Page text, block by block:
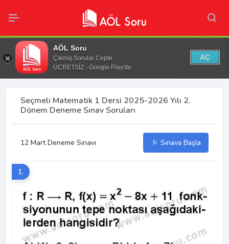
AÖL Soru
Çıkmış Sorular Cepte
ÜCRETSİZ - Google Play'de
AÇ
Seçmeli Matematik 1 Dersi 2025-2026 Yılı 2.
Dönem Deneme Sınav Soruları
12 Mart Deneme Sınavı Sınava Başla
1.